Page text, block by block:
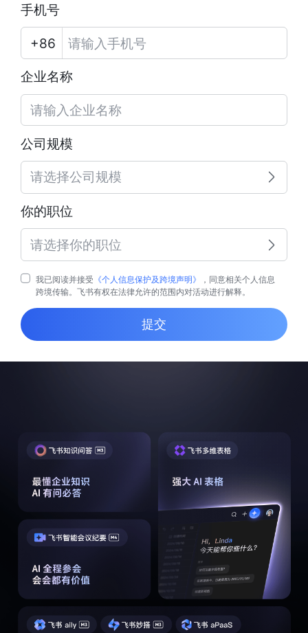
手机号
企业名称
公司规模
请选择公司规模
你的职位
请选择你的职位
我已阅读并接受 《个人信息保护及跨境声明》
，同意相关个人信息
跨境传输。飞书有权在法律允许的范围内对活动进行解释。
提交